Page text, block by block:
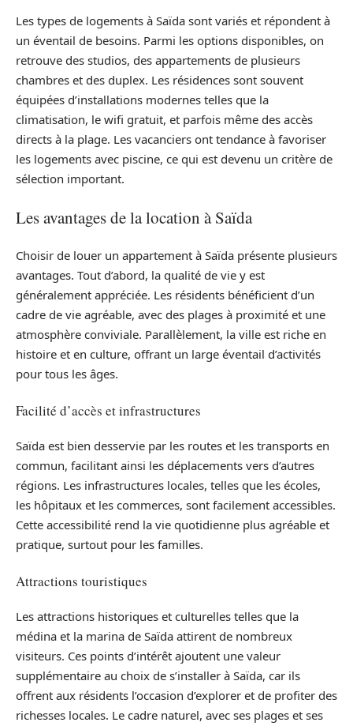
Les types de logements à Saïda sont variés et répondent à
un éventail de besoins. Parmi les options disponibles, on
retrouve des studios, des appartements de plusieurs
chambres et des duplex. Les résidences sont souvent
équipées d’installations modernes telles que la
climatisation, le wifi gratuit, et parfois même des accès
directs à la plage. Les vacanciers ont tendance à favoriser
les logements avec piscine, ce qui est devenu un critère de
sélection important.
Les avantages de la location à Saïda
Choisir de louer un appartement à Saïda présente plusieurs
avantages. Tout d’abord, la qualité de vie y est
généralement appréciée. Les résidents bénéficient d’un
cadre de vie agréable, avec des plages à proximité et une
atmosphère conviviale. Parallèlement, la ville est riche en
histoire et en culture, offrant un large éventail d’activités
pour tous les âges.
Facilité d’accès et infrastructures
Saïda est bien desservie par les routes et les transports en
commun, facilitant ainsi les déplacements vers d’autres
régions. Les infrastructures locales, telles que les écoles,
les hôpitaux et les commerces, sont facilement accessibles.
Cette accessibilité rend la vie quotidienne plus agréable et
pratique, surtout pour les familles.
Attractions touristiques
Les attractions historiques et culturelles telles que la
médina et la marina de Saïda attirent de nombreux
visiteurs. Ces points d’intérêt ajoutent une valeur
supplémentaire au choix de s’installer à Saïda, car ils
offrent aux résidents l’occasion d’explorer et de profiter des
richesses locales. Le cadre naturel, avec ses plages et ses